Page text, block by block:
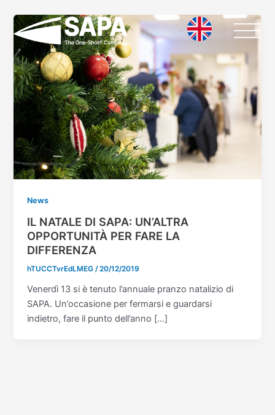
contenuto
News
IL NATALE DI SAPA: UN’ALTRA
OPPORTUNITÀ PER FARE LA
DIFFERENZA
hTUCCTvrEdLMEG /20/12/2019
Venerdì 13 si è tenuto l’annuale pranzo natalizio di
SAPA. Un’occasione per fermarsi e guardarsi
indietro, fare il punto dell’anno […]